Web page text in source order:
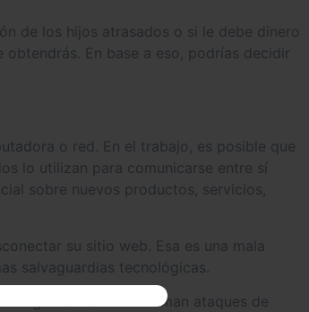
de los hijos atrasados ​​o si le debe dinero
En base a eso, podrías decidir
o red. En el trabajo, es posible que
lo utilizan para comunicarse entre sí
sobre nuevos productos, servicios,
su sitio web. Esa es una mala
salvaguardias tecnológicas.
a veces llaman ataques de